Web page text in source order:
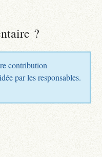
?
contribution
par les responsables.